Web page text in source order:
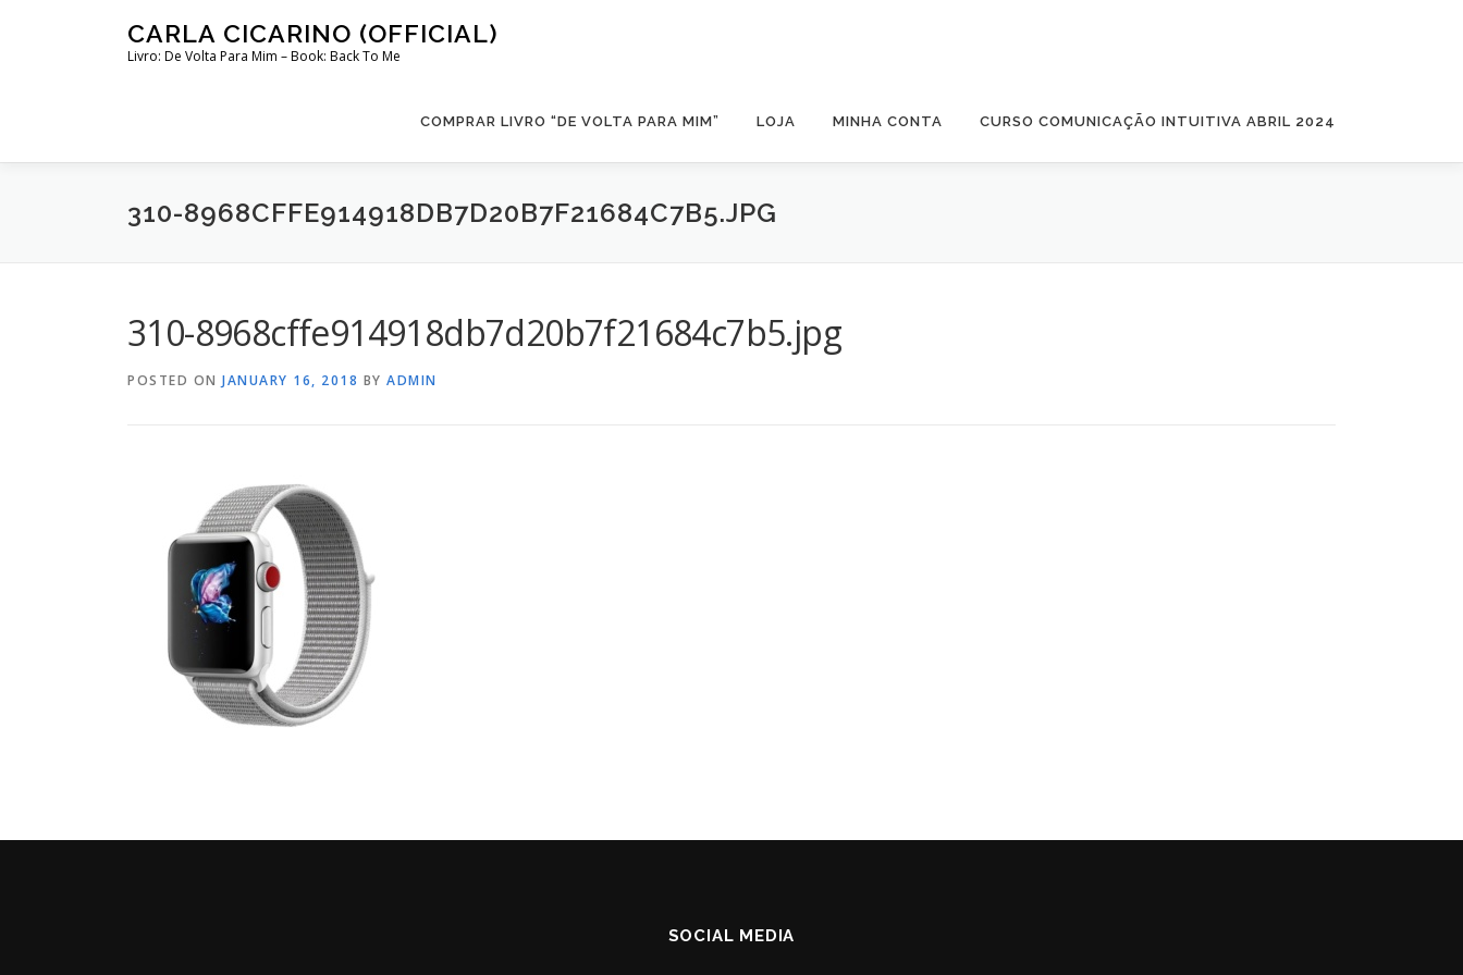
CARLA CICARINO (OFFICIAL)
Livro: De Volta Para Mim – Book: Back To Me
COMPRAR LIVRO “DE VOLTA PARA MIM” LOJA MINHA CONTA CURSO COMUNICAÇÃO INTUITIVA ABRIL 2024
310-8968CFFE914918DB7D20B7F21684C7B5.JPG
310-8968cffe914918db7d20b7f21684c7b5.jpg
POSTED ON JANUARY 16, 2018 BY ADMIN
SOCIAL MEDIA